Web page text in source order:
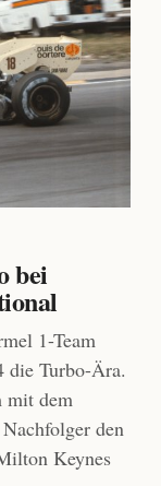
bei
1-Team
die Turbo-Ära.
mit dem
den
Keynes